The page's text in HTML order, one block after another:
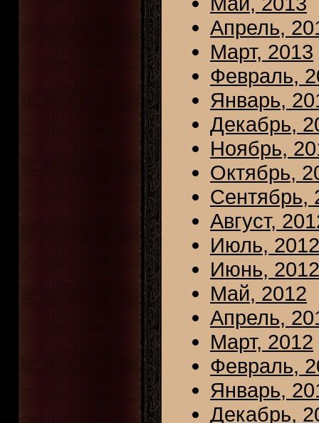
Апрель,
Март, 2013
Февраль,
Январь,
Декабрь,
Ноябрь,
Октябрь,
Сентябрь,
Август,
Июль, 2012
Июнь, 2012
Май, 2012
Апрель,
Март, 2012
Февраль,
Январь,
Декабрь,